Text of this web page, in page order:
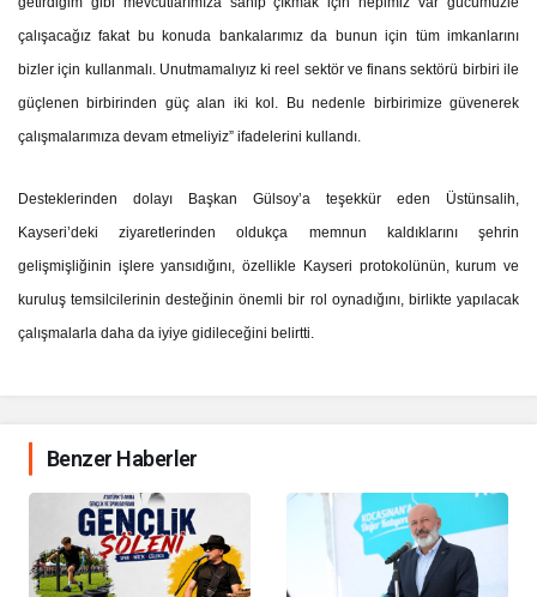
çalışacağız fakat bu konuda bankalarımız da bunun için tüm imkanlarını
bizler için kullanmalı. Unutmamalıyız ki reel sektör ve finans sektörü birbiri ile
güçlenen birbirinden güç alan iki kol. Bu nedenle birbirimize güvenerek
çalışmalarımıza devam etmeliyiz” ifadelerini kullandı.
Desteklerinden dolayı Başkan Gülsoy’a teşekkür eden Üstünsalih,
Kayseri’deki ziyaretlerinden oldukça memnun kaldıklarını şehrin
gelişmişliğinin işlere yansıdığını, özellikle Kayseri protokolünün, kurum ve
kuruluş temsilcilerinin desteğinin önemli bir rol oynadığını, birlikte yapılacak
çalışmalarla daha da iyiye gidileceğini belirtti.
Benzer Haberler